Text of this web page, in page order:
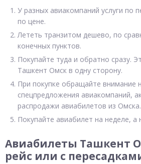
У разных авиакомпаний услуги по
по цене.
Лететь транзитом дешево, по
конечных пунктов.
Покупайте туда и обратно сразу.
Ташкент Омск в одну сторону.
При покупке обращайте внимание
спецпредложения авиакомпаний,
распродажи авиабилетов из Омска.
Покупайте авиабилет на неделе, а
Авиабилеты Ташкент
рейс или с